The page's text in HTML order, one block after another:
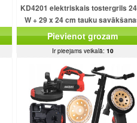
KD4201 elektriskais tostergrils
W + 29 x 24 cm tauku
paplāte
Pievienot grozam
Ir pieejams veikalā: 10